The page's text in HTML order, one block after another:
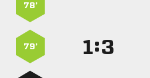
78’
79’ :